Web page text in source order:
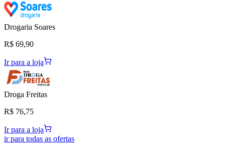
Drogaria Soares
R$ 69,90
Ir para a loja
Droga Freitas
R$ 76,75
Ir para a loja
ir para todas as ofertas